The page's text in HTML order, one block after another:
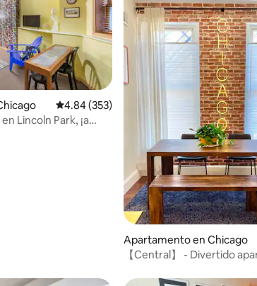
reseñasCalificación promedio: 4.84 de 5, 353
4.84 (353)
Lincoln Park, ¡a
Apartamento en Chicago
【Central】 - Divertido